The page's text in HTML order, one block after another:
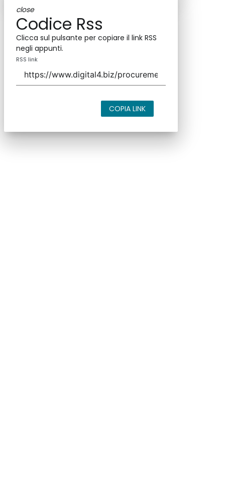
close
Codice Rss
Clicca sul pulsante per copiare il link RSS
negli appunti.
RSS link
COPIA LINK